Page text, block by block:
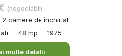
(negociabil)
2 camere de închiriat
48 mp 1975
multe detalii